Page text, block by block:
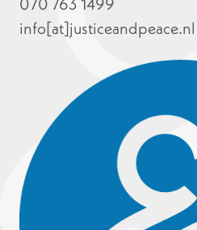
info[at]justiceandpeace.nl